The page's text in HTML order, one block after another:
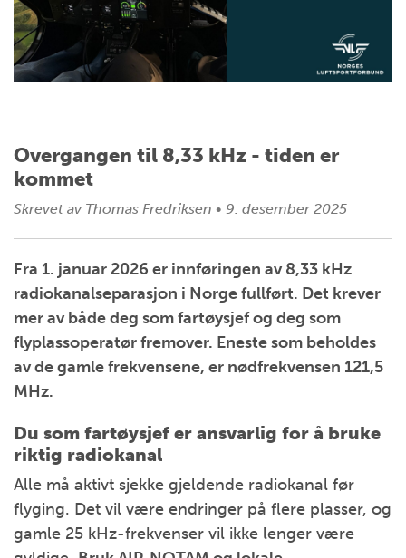
Overgangen til 8,33 kHz - tiden er
kommet
Skrevet av Thomas Fredriksen • 9. desember 2025
Fra 1. januar 2026 er innføringen av 8,33 kHz
radiokanalseparasjon i Norge fullført. Det krever
mer av både deg som fartøysjef og deg som
flyplassoperatør fremover. Eneste som beholdes
av de gamle frekvensene, er nødfrekvensen 121,5
MHz.
Du som fartøysjef er ansvarlig for å bruke
riktig radiokanal
Alle må aktivt sjekke gjeldende radiokanal før
flyging. Det vil være endringer på flere plasser, og
gamle 25 kHz-frekvenser vil ikke lenger være